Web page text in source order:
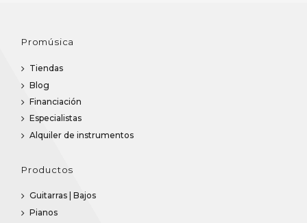
Promúsica
Tiendas
Blog
Financiación
Especialistas
Alquiler de instrumentos
Productos
Guitarras | Bajos
Pianos